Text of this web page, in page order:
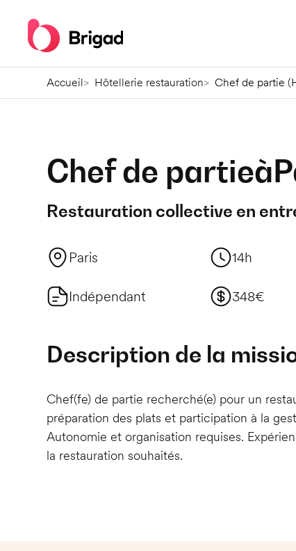
Accueil Hôtellerie restauration Chef de partie
Chef de partieà
Restauration collective en
Paris 14h
Indépendant 348€
Description de la
Chef(fe) de partie recherché(e) pour un
préparation des plats et participation à la
Autonomie et organisation requises.
la restauration souhaités.